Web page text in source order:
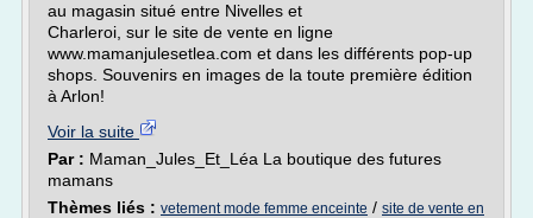
au magasin situé entre Nivelles et
Charleroi, sur le site de vente en ligne
www.mamanjulesetlea.com et dans les différents pop-up
shops. Souvenirs en images de la toute première édition
à Arlon!
Voir la suite
Par : Maman_Jules_Et_Léa La boutique des futures
mamans
Thèmes liés : vetement mode femme enceinte / site de vente en